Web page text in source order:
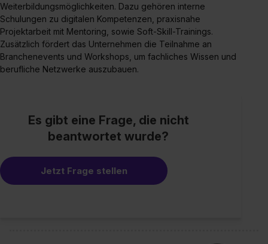
Weiterbildungsmöglichkeiten. Dazu gehören interne
Schulungen zu digitalen Kompetenzen, praxisnahe
Projektarbeit mit Mentoring, sowie Soft-Skill-Trainings.
Zusätzlich fördert das Unternehmen die Teilnahme an
Branchenevents und Workshops, um fachliches Wissen und
berufliche Netzwerke auszubauen.
Es gibt eine Frage, die nicht
beantwortet wurde?
Jetzt Frage stellen